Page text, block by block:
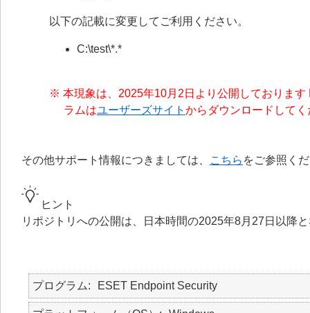
以下の記載に変更してご利用ください。
C:\test\*.*
※ 本現象は、2025年10月2日より公開しておりま
ラムはユーザーズサイト からダウンロードしてく
その他サポート情報につきましては、 こちら をご参照く
ヒント
リポジトリへの公開は、日本時間の2025年8月27日以降
プログラム ESET Endpoint Security